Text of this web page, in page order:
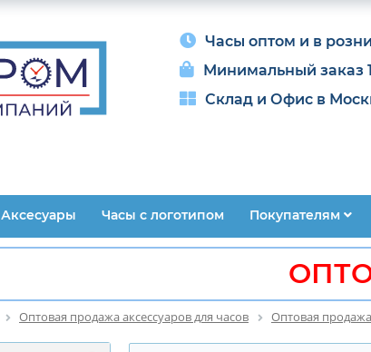
Часы оптом и в
Минимальный заказ
Склад и Офис в
Аксесуары Часы с логотипом Покупателям
Оптовая продажа аксессуаров для часов Оптовая